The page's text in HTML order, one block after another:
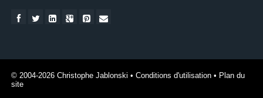
© 2004-2026 Christophe Jablonski • Conditions d'utilisation • Plan du
site